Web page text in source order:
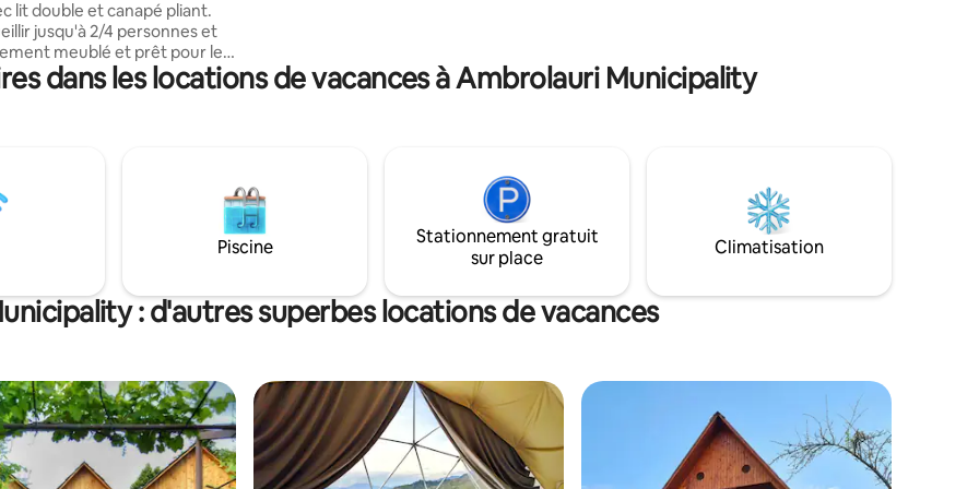
lit double et canapé pliant.
jusqu'à 2/4 personnes et
meublé et prêt pour les
ce charmant chalet blanc
où vous pourrez vous
ressourcer et savourer la
de votre retraite dans les
dans les locations de vacances à Ambrolauri Municipality
Piscine
Stationnement gratuit
sur place
Climatisation
: d'autres superbes locations de vacances